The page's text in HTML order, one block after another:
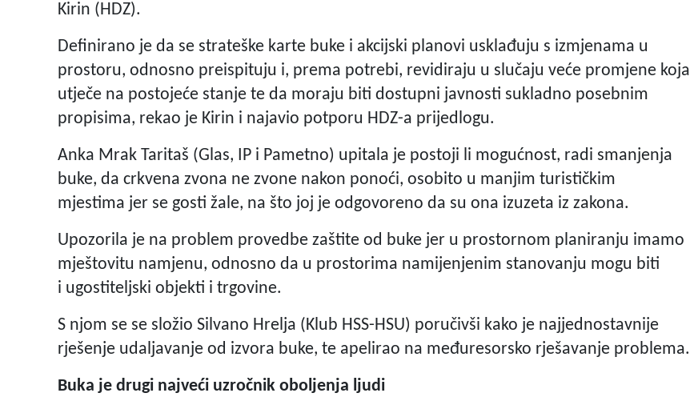
Kirin (HDZ).
Definirano je da se strateške karte buke i akcijski planovi usklađuju s izmjenama u
prostoru, odnosno preispituju i, prema potrebi, revidiraju u slučaju veće promjene koja
utječe na postojeće stanje te da moraju biti dostupni javnosti sukladno posebnim
propisima, rekao je Kirin i najavio potporu HDZ-a prijedlogu.
Anka Mrak Taritaš (Glas, IP i Pametno) upitala je postoji li mogućnost, radi smanjenja
buke, da crkvena zvona ne zvone nakon ponoći, osobito u manjim turističkim
mjestima jer se gosti žale, na što joj je odgovoreno da su ona izuzeta iz zakona.
Upozorila je na problem provedbe zaštite od buke jer u prostornom planiranju imamo
mještovitu namjenu, odnosno da u prostorima namijenjenim stanovanju mogu biti
i ugostiteljski objekti i trgovine.
S njom se se složio Silvano Hrelja (Klub HSS-HSU) poručivši kako je najjednostavnije
rješenje udaljavanje od izvora buke, te apelirao na međuresorsko rješavanje problema.
Buka je drugi najveći uzročnik oboljenja ljudi